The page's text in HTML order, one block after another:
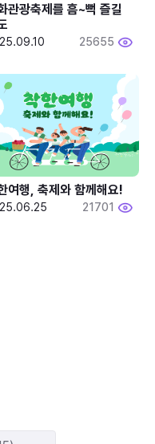
관광축제를 흠~뻑 즐길
25655
여행, 축제와 함께해요!
21701